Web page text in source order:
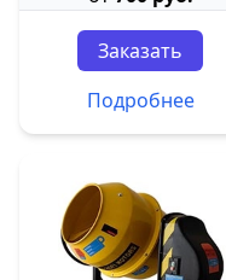
Заказать
Подробнее